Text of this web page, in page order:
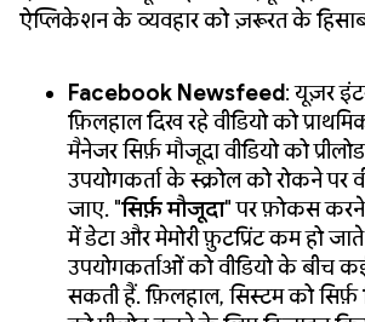
ऐप्लिकेशन के व्यवहार को ज़रूरत के
Facebook Newsfeed: यूज़र
फ़िलहाल दिख रहे वीडियो को
मैनेजर सिर्फ़ मौजूदा वीडियो को
उपयोगकर्ता के स्क्रोल को रोकने पर
जाए. "सिर्फ़ मौजूदा" पर फ़ोकस
में डेटा और मेमोरी फ़ुटप्रिंट कम हो
उपयोगकर्ताओं को वीडियो के बीच
सकती हैं. फ़िलहाल, सिस्टम को सिर्फ़